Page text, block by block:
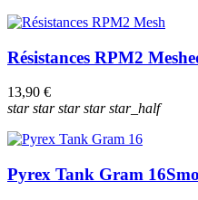
Résistances RPM2
13,90 €
starstarstarstarstar_half
Pyrex Tank Gram 16